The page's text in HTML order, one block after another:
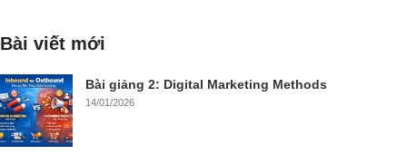
Bài viết mới
Bài giảng 2: Digital Marketing Methods
14/01/2026